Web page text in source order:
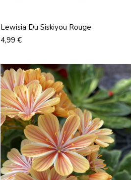
Lewisia Du Siskiyou Rouge
Prix
4,99 €